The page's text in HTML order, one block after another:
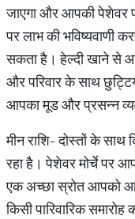
जाएगा और आपकी पेशेवर
पर लाभ की भविष्यवाणी
सकता है। हेल्दी खाने से
और परिवार के साथ
आपका मूड और प्रसन्न
मीन राशि- दोस्तों के साथ
रहा है। पेशेवर मोर्चे पर
एक अच्छा स्रोत आपको
किसी पारिवारिक